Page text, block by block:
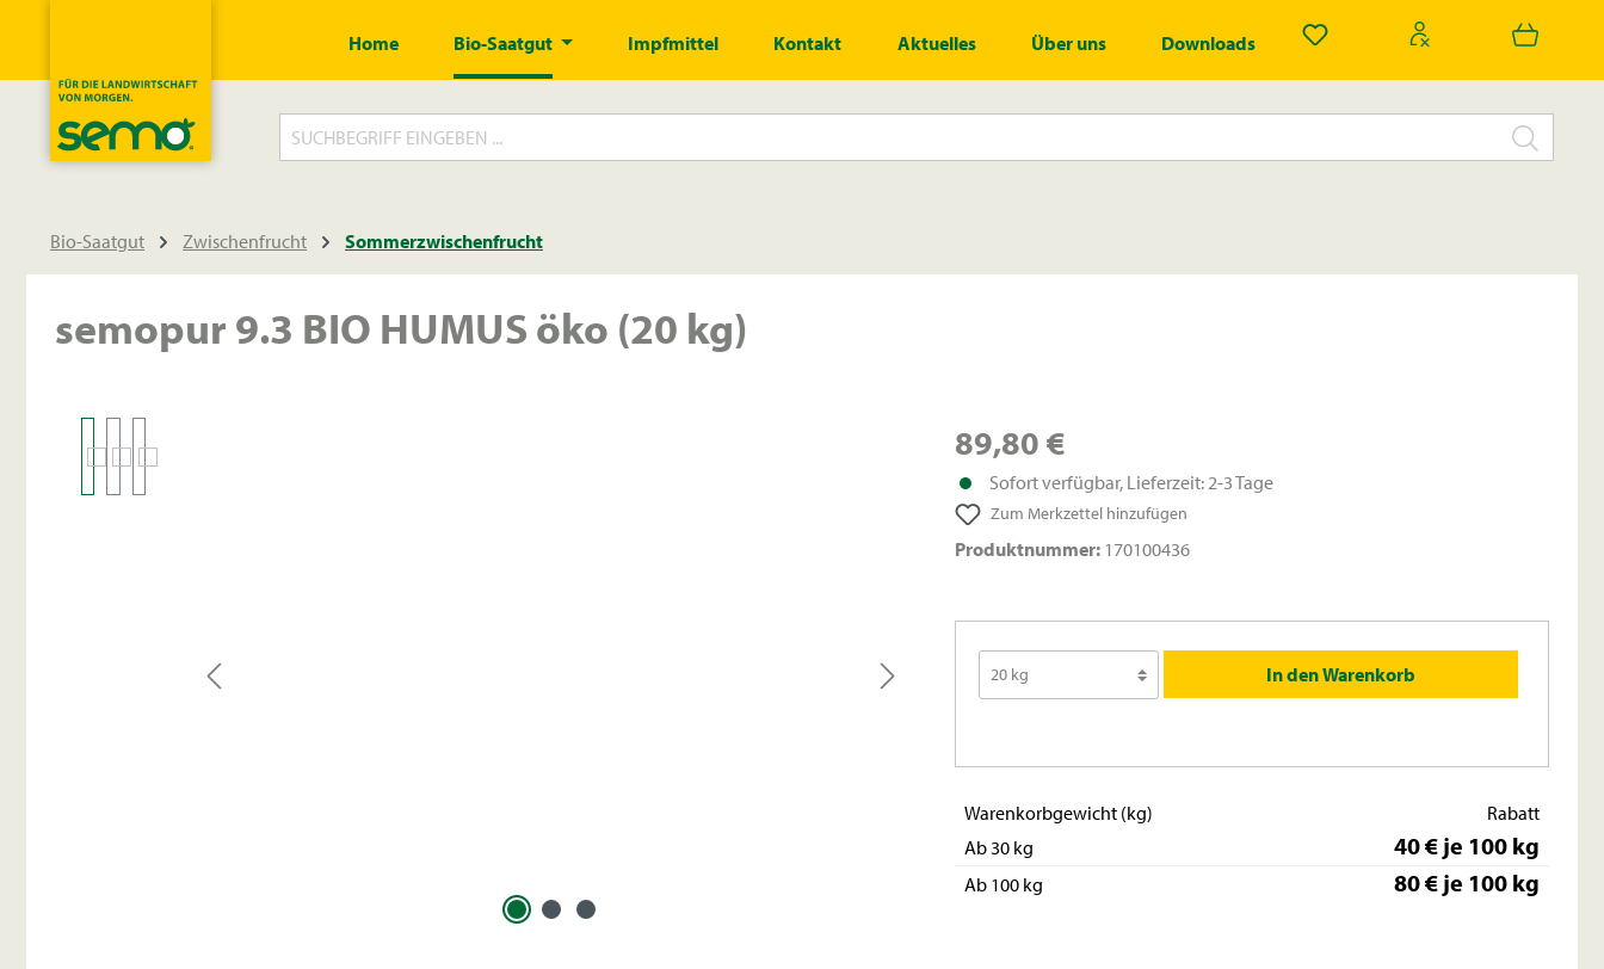
Du hast 0 Produkte auf dem
Home Bio-Saatgut Impfmittel Kontakt Aktuelles Über uns Downloads
Bio-Saatgut Zwischenfrucht Sommerzwischenfrucht
semopur 9.3 BIO HUMUS öko (20 kg)
89,80 €
Sofort verfügbar, Lieferzeit: 2-3 Tage
Zum Merkzettel hinzufügen
Produktnummer: 170100436
In den Warenkorb
Warenkorbgewicht (kg)
Rabatt
Ab 30 kg
40 € je 100 kg
Ab 100 kg 80 € je 100 kg